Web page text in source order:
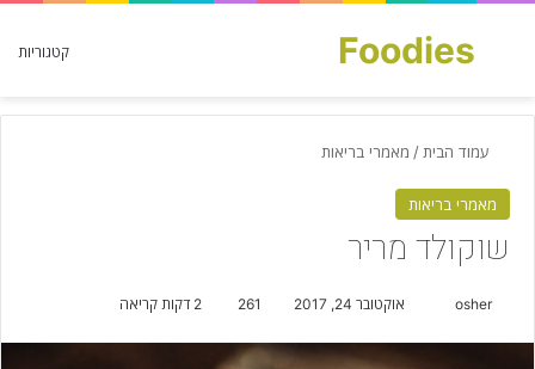
קטגוריות Foodies
חפש עבור
עמוד הבית / מאמרי בריאות
מאמרי בריאות
שוקולד מריר
osher אוקטובר 24, 2017 261